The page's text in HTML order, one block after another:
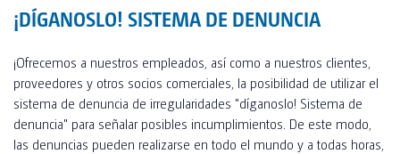
¡DÍGANOSLO! SISTEMA DE DENUNCIA
¡Ofrecemos a nuestros empleados, así como a nuestros clientes,
proveedores y otros socios comerciales, la posibilidad de utilizar el
sistema de denuncia de irregularidades "díganoslo! Sistema de
denuncia" para señalar posibles incumplimientos. De este modo,
las denuncias pueden realizarse en todo el mundo y a todas horas,